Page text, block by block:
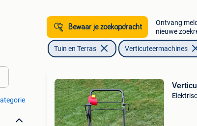
Bewaar je zoekopdracht
Ontvang
nieuwe
Tuin en Terras Verticuteermachines